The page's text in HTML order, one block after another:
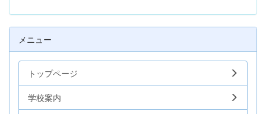
メニュー
トップページ
学校案内